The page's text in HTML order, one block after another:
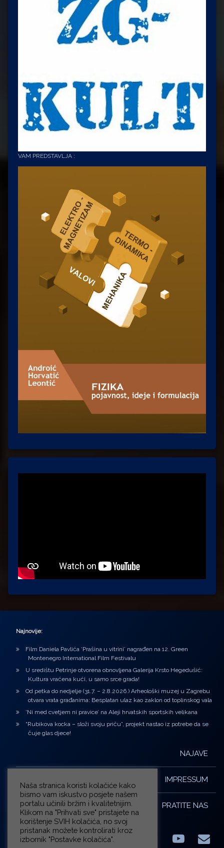
VAM PREDSTAVLJA :
Najnovije:
Film Daniela Pavlića ‘Prašina u vitrini’ nagrađen na 12. Green
Montenegro International Film Festivalu
U središtu Petrinje otvorena obnovljena Galerija Krsto Hegedušić:
Kultura vraćena kući, u samo srce grada!
Od petka do nedjelje (31.7. – 2.8.2026.) Arheološki muzej u Zagrebu
otvara vrata građanima: Besplatan ulaz kao zaklon od toplinskog vala
‘Ni med cvetjem ni pravice’ na Aleji hrvatskih sportskih velikana
“Rubikova kocka – složi svoju priču”, projekt nastao iz potrebe da se
čuje glas djece!
NAJAVE
IMPRESSUM
PRATITE NAS
FacebookLinkedIn E-
Naša stranica koristi kolačiće kako
bismo vam iskustvo posjete našem
portalu učinili bržim i kvalitetnijim.
Klikom na "Prihvati sve" pristajete na
korištenje SVIH kolačića, no svoj
pristanak možete kontrolirati kroz
izbornik "Postavke kolačića".